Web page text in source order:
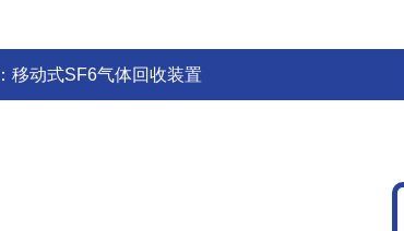
移动式SF6气体回收装置